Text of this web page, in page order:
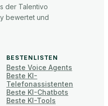
der Talentivo
bewertet und
BESTENLISTEN
Beste Voice Agents
Beste KI-
Telefonassistenten
Beste KI-Chatbots
Beste KI-Tools